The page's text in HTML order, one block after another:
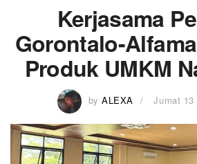
Kerjasama
Gorontalo-
Produk UMKM
by ALEXA Jumat 13